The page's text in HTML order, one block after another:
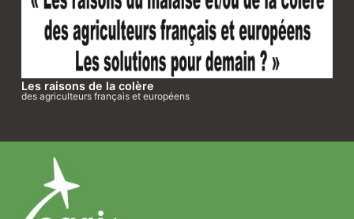
Les raisons de la colère
des agriculteurs français et européens